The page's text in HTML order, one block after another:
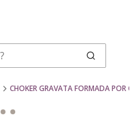
CHOKER GRAVATA FORMADA POR